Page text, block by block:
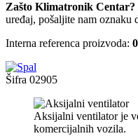
Zašto Klimatronik Centar?
uređaj, pošaljite nam
Interna referenca proizvoda:
Šifra 02905
Aksijalni ventilator je
komercijalnih vozila.